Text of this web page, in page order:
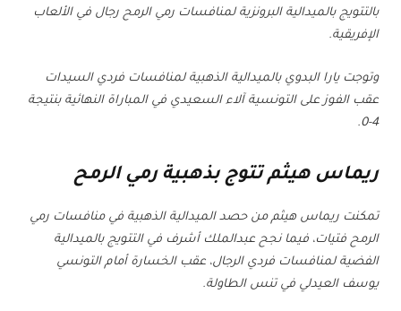
بالتتويج بالميدالية البرونزية لمنافسات رمي الرمح رجال في الألعاب
الإفريقية.
وتوجت يارا البدوي بالميدالية الذهبية لمنافسات فردي السيدات
عقب الفوز على التونسية آلاء السعيدي في المباراة النهائية بنتيجة
4-0.
ريماس هيثم تتوج بذهبية رمي الرمح
تمكنت ريماس هيثم من حصد الميدالية الذهبية في منافسات رمي
الرمح فتيات، فيما نجح عبدالملك أشرف في التتويج بالميدالية
الفضية لمنافسات فردي الرجال، عقب الخسارة أمام التونسي
يوسف العيدلي في تنس الطاولة.